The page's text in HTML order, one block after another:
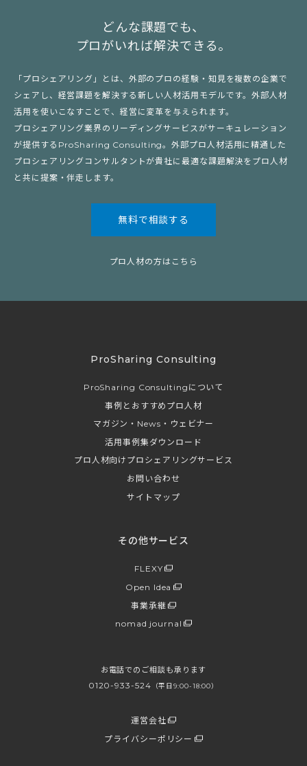
どんな課題でも、
プロがいれば解決できる。
「プロシェアリング」とは、外部のプロの経験・知見を複数の企業で
シェアし、経営課題を解決する新しい人材活用モデルです。外部人材
活用を使いこなすことで、経営に変革を与えられます。
プロシェアリング業界のリーディングサービスがサーキュレーション
が提供するProSharing Consulting。外部プロ人材活用に精通した
プロシェアリングコンサルタントが貴社に最適な課題解決をプロ人材
と共に提案・伴走します。
無料で相談する
プロ人材の方はこちら
ProSharing Consulting
ProSharing Consultingについて
事例とおすすめプロ人材
マガジン・News・ウェビナー
活用事例集ダウンロード
プロ人材向けプロシェアリングサービス
お問い合わせ
サイトマップ
その他サービス
FLEXY
Open Idea
事業承継
nomad journal
お電話でのご相談も承ります
0120-933-524 （平日9:00-18:00）
運営会社
プライバシーポリシー